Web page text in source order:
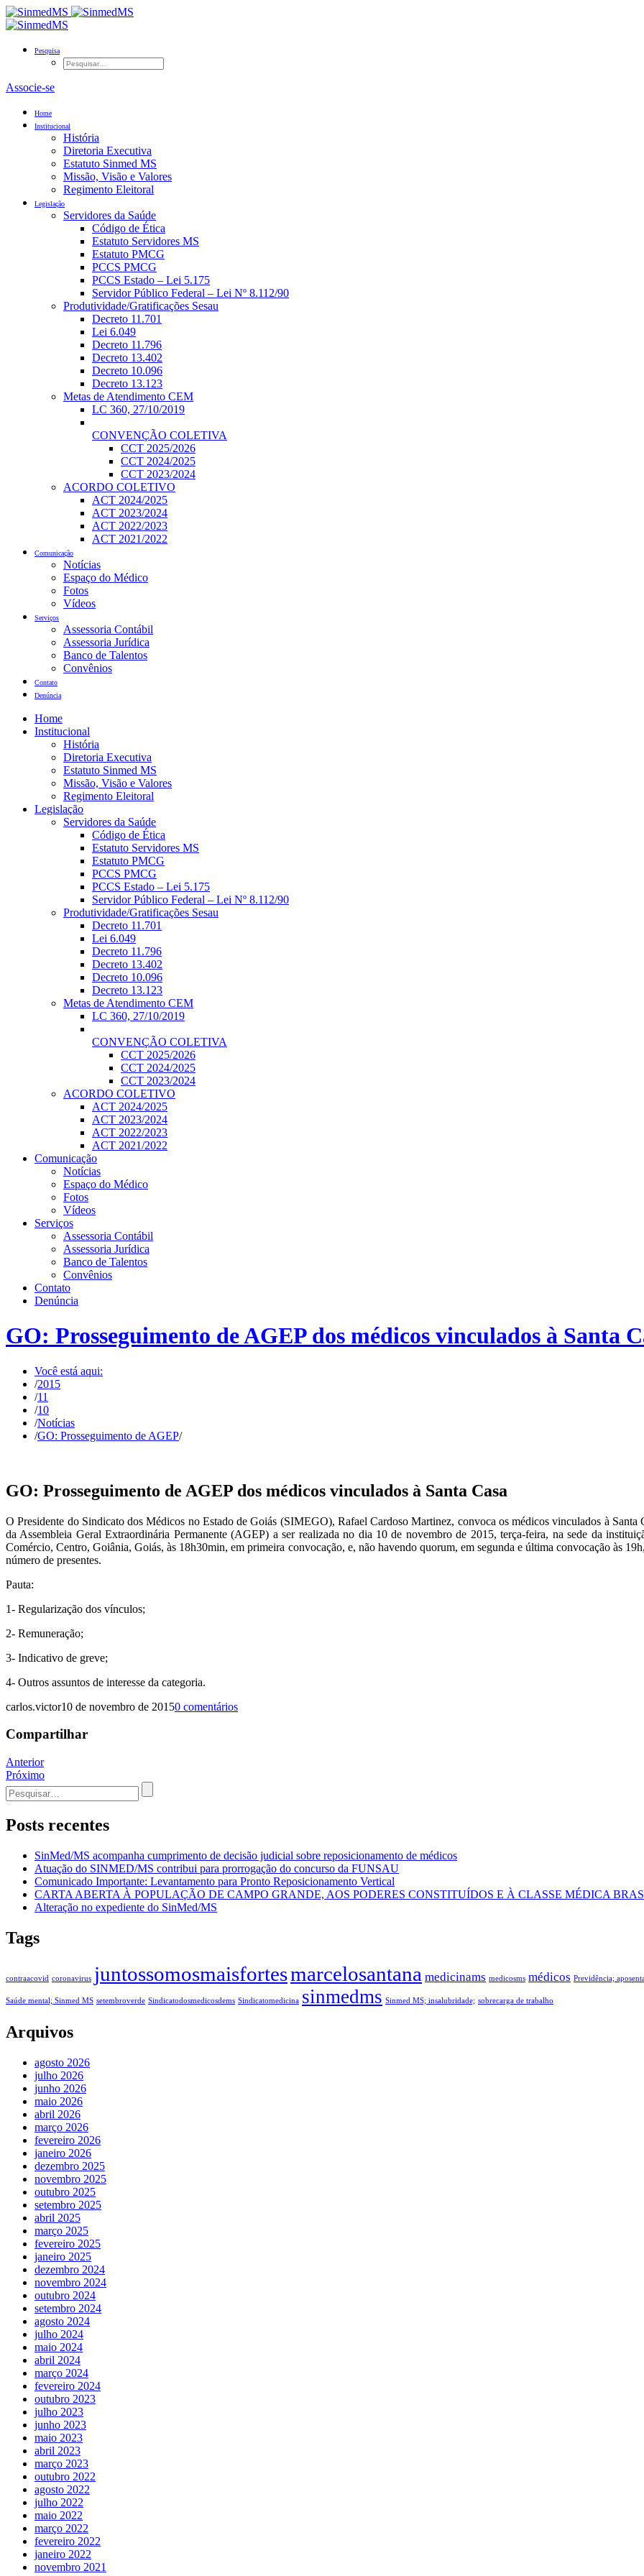
Pesquisa
Associe-se
Home
Institucional
História
Diretoria Executiva
Estatuto Sinmed MS
Missão, Visão e Valores
Regimento Eleitoral
Legislação
Servidores da Saúde
Código de Ética
Estatuto Servidores MS
Estatuto PMCG
PCCS PMCG
PCCS Estado – Lei 5.175
Servidor Público Federal – Lei Nº 8.112/90
Produtividade/Gratificações Sesau
Decreto 11.701
Lei 6.049
Decreto 11.796
Decreto 13.402
Decreto 10.096
Decreto 13.123
Metas de Atendimento CEM
LC 360, 27/10/2019
CONVENÇÃO COLETIVA
CCT 2025/2026
CCT 2024/2025
CCT 2023/2024
ACORDO COLETIVO
ACT 2024/2025
ACT 2023/2024
ACT 2022/2023
ACT 2021/2022
Comunicação
Notícias
Espaço do Médico
Fotos
Vídeos
Serviços
Assessoria Contábil
Assessoria Jurídica
Banco de Talentos
Convênios
Contato
Denúncia
Home
Institucional
História
Diretoria Executiva
Estatuto Sinmed MS
Missão, Visão e Valores
Regimento Eleitoral
Legislação
Servidores da Saúde
Código de Ética
Estatuto Servidores MS
Estatuto PMCG
PCCS PMCG
PCCS Estado – Lei 5.175
Servidor Público Federal – Lei Nº 8.112/90
Produtividade/Gratificações Sesau
Decreto 11.701
Lei 6.049
Decreto 11.796
Decreto 13.402
Decreto 10.096
Decreto 13.123
Metas de Atendimento CEM
LC 360, 27/10/2019
CONVENÇÃO COLETIVA
CCT 2025/2026
CCT 2024/2025
CCT 2023/2024
ACORDO COLETIVO
ACT 2024/2025
ACT 2023/2024
ACT 2022/2023
ACT 2021/2022
Comunicação
Notícias
Espaço do Médico
Fotos
Vídeos
Serviços
Assessoria Contábil
Assessoria Jurídica
Banco de Talentos
Convênios
Contato
Denúncia
GO: Prosseguimento de AGEP dos médicos vinculados à Santa
Você está aqui:
/2015
/11
/10
/Notícias
/GO: Prosseguimento de AGEP/
GO: Prosseguimento de AGEP dos médicos vinculados à Santa Casa
O Presidente do Sindicato dos Médicos no Estado de Goiás (SIMEGO), Rafael Cardoso Martinez, convoca os médicos vinculados à
da Assembleia Geral Extraordinária Permanente (AGEP) a ser realizada no dia 10 de novembro de 2015, terça-feira, na sede da
Comércio, Centro, Goiânia, Goiás, às 18h30min, em primeira convocação, e, não havendo quorum, em segunda e última convocação às
número de presentes.
Pauta:
1- Regularização dos vínculos;
2- Remuneração;
3- Indicativo de greve;
4- Outros assuntos de interesse da categoria.
carlos.victor10 de novembro de 20150 comentários
Compartilhar
Navegação
de
Post
Anterior
Próximo
Procurar
por:
Posts recentes
SinMed/MS acompanha cumprimento de decisão judicial sobre reposicionamento de médicos
Atuação do SINMED/MS contribui para prorrogação do concurso da FUNSAU
Comunicado Importante: Levantamento para Pronto Reposicionamento Vertical
CARTA ABERTA À POPULAÇÃO DE CAMPO GRANDE, AOS PODERES CONSTITUÍDOS E À CLASSE MÉDICA
Alteração no expediente do SinMed/MS
Tags
contraacovid coronavirus juntossomosmaisfortesmarcelosantana medicinams medicosms médicos Previdência;
Saúde mental; Sinmed MS setembroverde Sindicatodosmedicosdems Sindicatomedicina sinmedms Sinmed MS; insalubridade; sobrecarga de trabalho
Arquivos
agosto 2026
julho 2026
junho 2026
maio 2026
abril 2026
março 2026
fevereiro 2026
janeiro 2026
dezembro 2025
novembro 2025
outubro 2025
setembro 2025
abril 2025
março 2025
fevereiro 2025
janeiro 2025
dezembro 2024
novembro 2024
outubro 2024
setembro 2024
agosto 2024
julho 2024
maio 2024
abril 2024
março 2024
fevereiro 2024
outubro 2023
julho 2023
junho 2023
maio 2023
abril 2023
março 2023
outubro 2022
agosto 2022
julho 2022
maio 2022
março 2022
fevereiro 2022
janeiro 2022
novembro 2021